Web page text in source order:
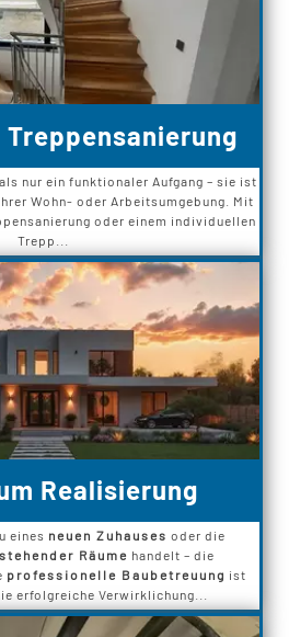
nur ein funktionaler Aufgang – sie ist
Wohn- oder Arbeitsumgebung. Mit
oder einem individuellen
Trepp...
Realisierung
eines neuen Zuhauses oder die
Räume handelt – die
professionelle Baubetreuung ist
erfolgreiche Verwirklichung...